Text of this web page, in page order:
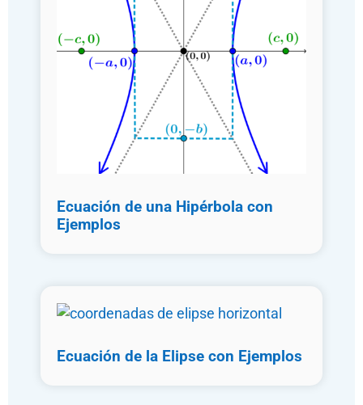
Ecuación de una Hipérbola con
Ejemplos
Ecuación de la Elipse con Ejemplos